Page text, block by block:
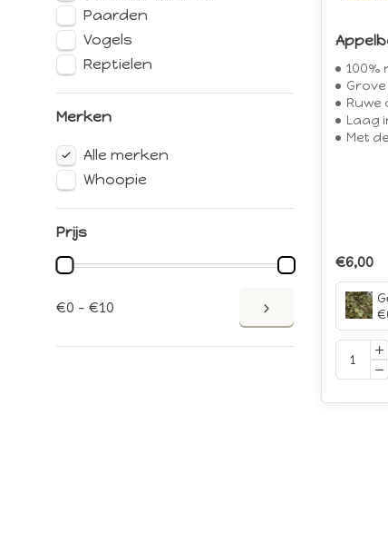
Paarden
Vogels
Reptielen
Merken
Alle merken
Whoopie
Prijs
€0 - €10
100%
Ruwe
Laag
Met
€6,00